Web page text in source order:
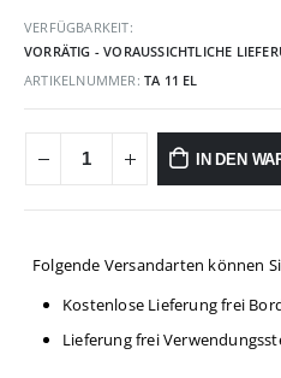
VERFÜGBARKEIT:
VORRÄTIG - VORAUSSICHTLICHE
ARTIKELNUMMER: TA 11 EL
IN DEN
Folgende Versandarten können
Kostenlose Lieferung frei
Lieferung frei